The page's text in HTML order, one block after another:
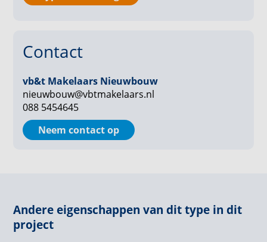
Parkeren: Parkeren op privéparkeerplaats
Contact
vb&t Makelaars Nieuwbouw
nieuwbouw@vbtmakelaars.nl
088 5454645
Neem contact op
Andere eigenschappen van dit type in dit
project